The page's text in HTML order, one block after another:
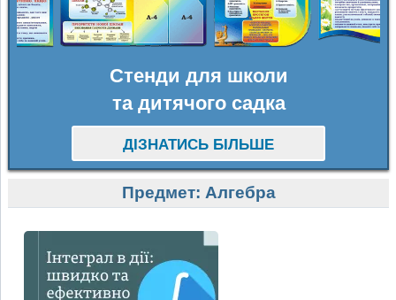
Стенди для школи
та дитячого садка
ДІЗНАТИСЬ БІЛЬШЕ
Предмет: Алгебра